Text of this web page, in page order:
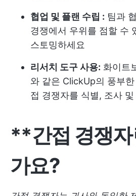
협업 및 플랜 수립 : 팀과
경쟁에서 우위를 점할 수
스토밍하세요
리서치 도구 사용: 화이트
와 같은 ClickUp의 풍부
접 경쟁자를 식별, 조사
**간접 경쟁자
가요?